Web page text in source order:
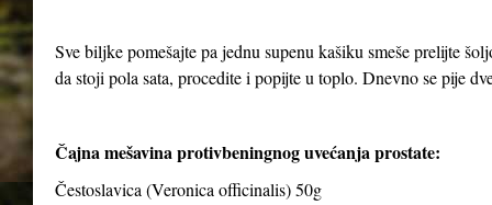
Sve biljke pomešajte pa jednu supenu kašiku smeše prelijte
da stoji pola sata, procedite i popijte u toplo. Dnevno se pije
Čajna mešavina protivbeningnog uvećanja prostate:
Čestoslavica (Veronica officinalis) 50g